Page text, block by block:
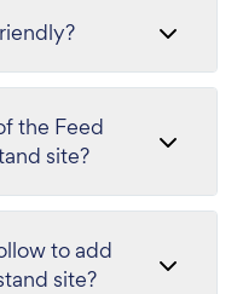
the Feed
site?
to add
site?